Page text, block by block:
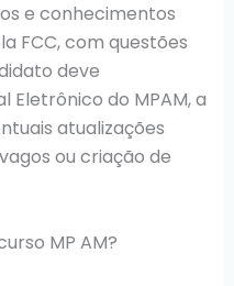
e conhecimentos
FCC, com questões
deve
Eletrônico do MPAM, a
atualizações
ou criação de
MP AM?